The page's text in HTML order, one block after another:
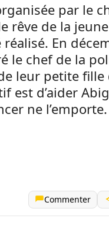
par le
rêve de la
En
le chef de la
leur petite fille
est d’aider
ne l’emporte.
Commenter